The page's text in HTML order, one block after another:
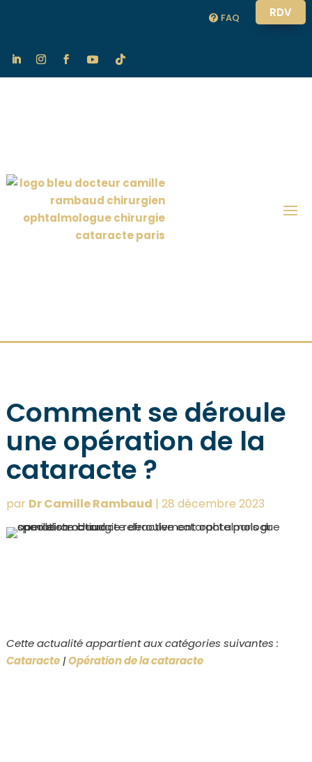
FAQ RDV
Comment se déroule
une opération de la
cataracte ?
par Dr Camille Rambaud | 28 décembre 2023
Cette actualité appartient aux catégories suivantes :
Cataracte|Opération de la cataracte